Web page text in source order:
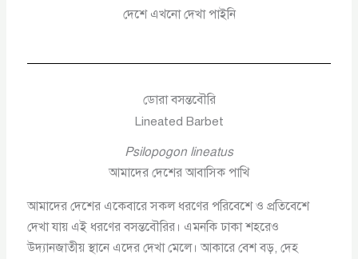
দেশে এখনো দেখা পাইনি
ডোরা বসন্তবৌরি
Lineated Barbet
Psilopogon lineatus
আমাদের দেশের আবাসিক পাখি
আমাদের দেশের একেবারে সকল ধরণের পরিবেশে ও প্রতিবেশে
দেখা যায় এই ধরণের বসন্তবৌরির। এমনকি ঢাকা শহরেও
উদ্যানজাতীয় স্থানে এদের দেখা মেলে। আকারে বেশ বড়, দেহ